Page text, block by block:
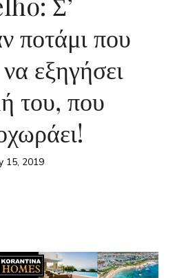
ποτάμι που
εξηγήσει
του, που
15, 2019